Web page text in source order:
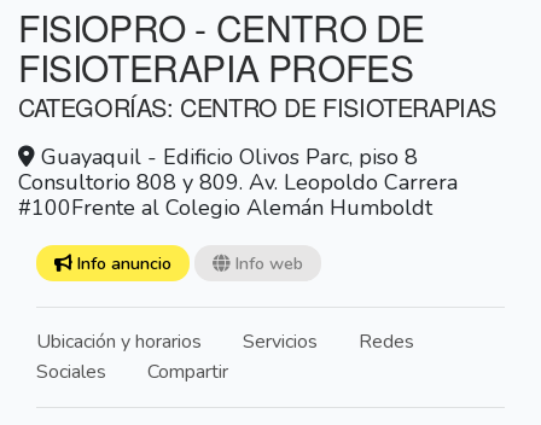
FISIOPRO - CENTRO DE
FISIOTERAPIA PROFES
CATEGORÍAS: CENTRO DE FISIOTERAPIAS
Guayaquil - Edificio Olivos Parc, piso 8
Consultorio 808 y 809. Av. Leopoldo Carrera
#100Frente al Colegio Alemán Humboldt
Info anuncio Info web
Ubicación y horarios Servicios
Redes
Sociales
Compartir